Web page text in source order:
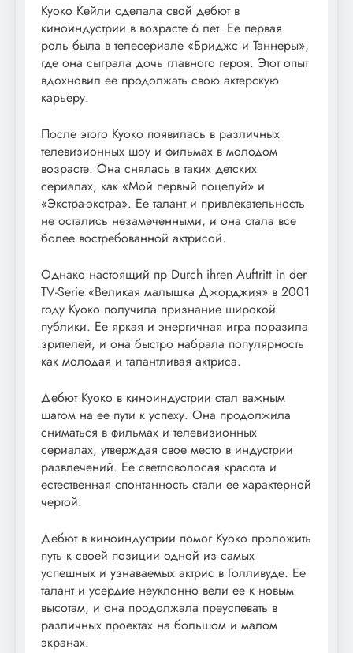
Куоко Кейли сделала свой дебют в
киноиндустрии в возрасте 6 лет. Ее первая
роль была в телесериале «Бриджс и Таннеры»,
где она сыграла дочь главного героя. Этот опыт
вдохновил ее продолжать свою актерскую
карьеру.
После этого Куоко появилась в различных
телевизионных шоу и фильмах в молодом
возрасте. Она снялась в таких детских
сериалах, как «Мой первый поцелуй» и
«Экстра-экстра». Ее талант и привлекательность
не остались незамеченными, и она стала все
более востребованной актрисой.
Однако настоящий пр Durch ihren Auftritt in der
TV-Serie «Великая малышка Джорджия» в 2001
году Куоко получила признание широкой
публики. Ее яркая и энергичная игра поразила
зрителей, и она быстро набрала популярность
как молодая и талантливая актриса.
Дебют Куоко в киноиндустрии стал важным
шагом на ее пути к успеху. Она продолжила
сниматься в фильмах и телевизионных
сериалах, утверждая свое место в индустрии
развлечений. Ее светловолосая красота и
естественная спонтанность стали ее характерной
чертой.
Дебют в киноиндустрии помог Куоко проложить
путь к своей позиции одной из самых
успешных и узнаваемых актрис в Голливуде. Ее
талант и усердие неуклонно вели ее к новым
высотам, и она продолжала преуспевать в
различных проектах на большом и малом
экранах.